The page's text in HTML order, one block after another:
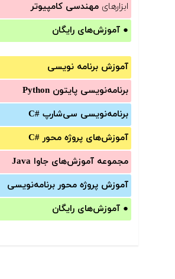
ابزارهای مهندسی کامپیوتر
● آموزش‌های رایگان
آموزش برنامه نویسی
برنامه‌نویسی پایتون Python
برنامه‌‌نویسی سی‌شارپ C#‎
آموزش‌های پروژه محور #C
مجموعه آموزش‌های جاوا Java
آموزش‌ پروژه محور برنامه‌نویسی
● آموزش‌های رایگان